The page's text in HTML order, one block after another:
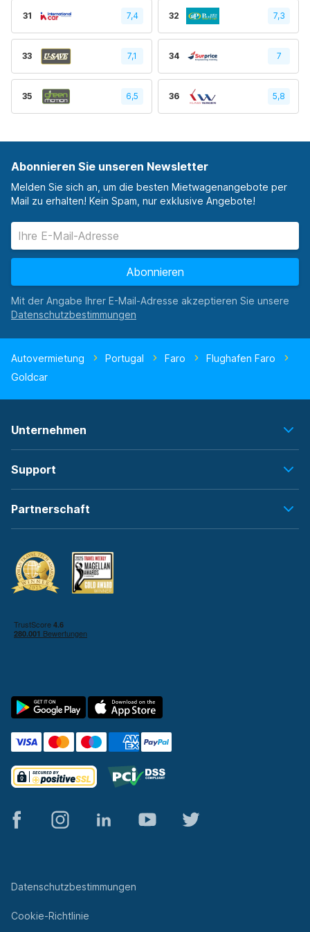
31 7,4 32 7,3
33 7,1 34 7
35 6,5 36 5,8
Abonnieren Sie unseren Newsletter
Melden Sie sich an, um die besten Mietwagenangebote per
Mail zu erhalten! Kein Spam, nur exklusive Angebote!
Abonnieren
Mit der Angabe Ihrer E-Mail-Adresse akzeptieren Sie unsere
Autovermietung Portugal Faro
Flughafen Faro
Goldcar
Unternehmen
Support
Partnerschaft